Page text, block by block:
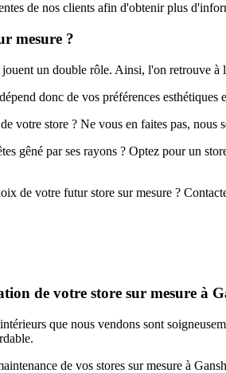
de nos clients afin d'obtenir plus
mesure ?
un double rôle. Ainsi, l'on retrouve
donc de vos préférences esthétiques
votre store ? Ne vous en faites pas, nous
gêné par ses rayons ? Optez pour un
de votre futur store sur mesure ?
de votre store sur mesure à
que nous vendons sont
de vos stores sur mesure à